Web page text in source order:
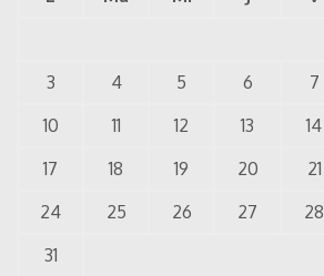
3
4 5 6 7
10
11 12 13 14
17
18 19 20 21
24
25 26 27 28
31